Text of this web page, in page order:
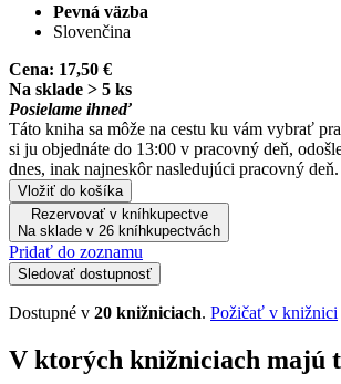
Pevná väzba
Slovenčina
Cena: 17,50 €
Na sklade > 5 ks
Posielame ihneď
Táto kniha sa môže na cestu ku vám vybrať
si ju objednáte do 13:00 v pracovný deň,
dnes, inak najneskôr nasledujúci pracovný deň.
Vložiť do košíka
Rezervovať v kníhkupectve
Na sklade v 26 kníhkupectvách
Pridať do zoznamu
Sledovať dostupnosť
Dostupné v 20 knižniciach. Požičať v knižnici
V ktorých knižniciach majú